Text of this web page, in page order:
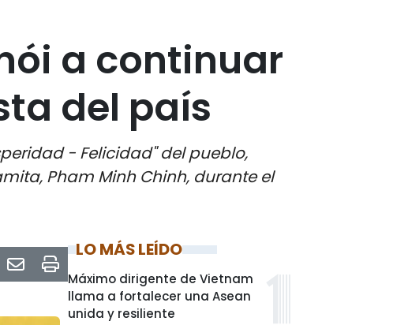
a continuar
del país
- Felicidad" del pueblo,
Pham Minh Chinh, durante el
LO MÁS LEÍDO
Máximo dirigente de Vietnam
llama a fortalecer una Asean
unida y resiliente